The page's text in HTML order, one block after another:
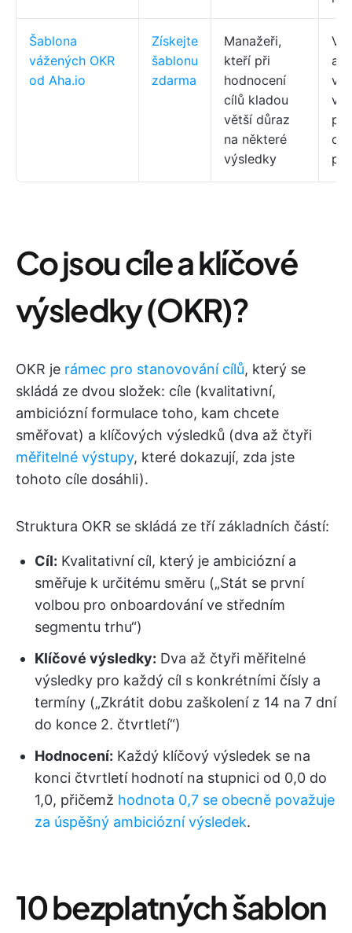
Šablona
vážených OKR
od Aha.io
Získejte
šablonu
zdarma
Manažeři,
kteří při
hodnocení
cílů kladou
větší důraz
na některé
výsledky
Co jsou cíle a klíčové
výsledky (OKR)?
OKR je rámec pro stanovování cílů, který se
skládá ze dvou složek: cíle (kvalitativní,
ambiciózní formulace toho, kam chcete
směřovat) a klíčových výsledků (dva až čtyři
měřitelné výstupy, které dokazují, zda jste
tohoto cíle dosáhli).
Struktura OKR se skládá ze tří základních částí:
Cíl: Kvalitativní cíl, který je ambiciózní a
směřuje k určitému směru („Stát se první
volbou pro onboardování ve středním
segmentu trhu“)
Klíčové výsledky: Dva až čtyři měřitelné
výsledky pro každý cíl s konkrétními čísly a
termíny („Zkrátit dobu zaškolení z 14 na 7 dní
do konce 2. čtvrtletí“)
Hodnocení: Každý klíčový výsledek se na
konci čtvrtletí hodnotí na stupnici od 0,0 do
1,0, přičemž hodnota 0,7 se obecně považuje
za úspěšný ambiciózní výsledek.
10 bezplatných šablon